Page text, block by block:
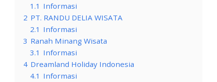
1.1 Informasi
2 PT. RANDU DELIA WISATA
2.1 Informasi
3 Ranah Minang Wisata
3.1 Informasi
4 Dreamland Holiday Indonesia
4.1 Informasi